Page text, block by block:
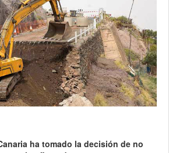
ha tomado la decisión de no